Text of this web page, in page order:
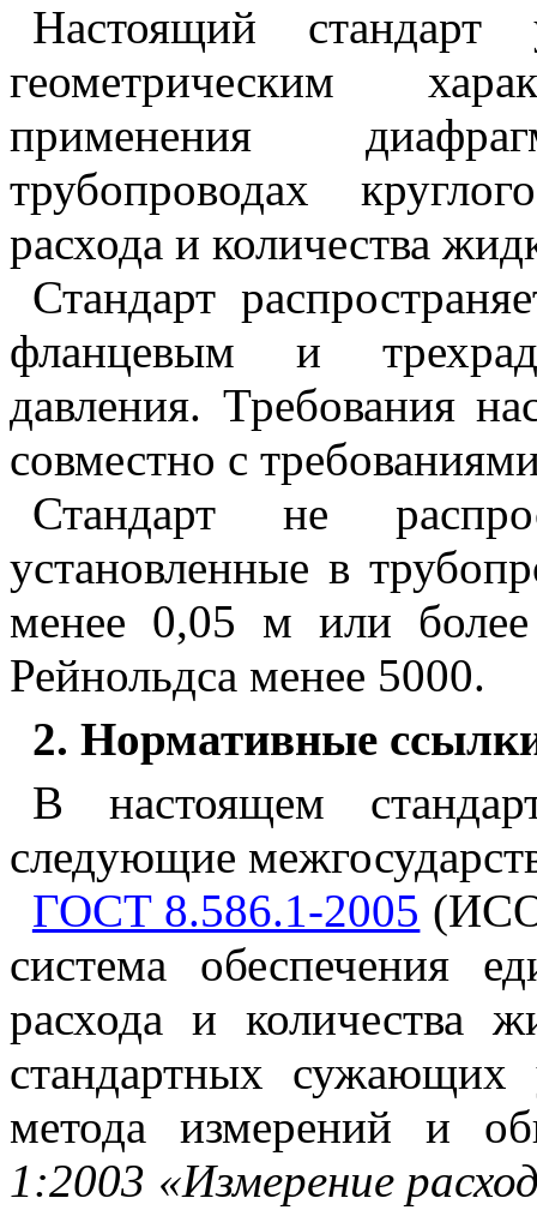
Настоящий стандарт
геометрическим
применения
трубопроводах
расхода и количества
Стандарт
фланцевым и
давления. Требования
совместно с
Стандарт не
установленные в
менее 0,05 м или
Рейнольдса менее 5000.
2. Нормативные
В настоящем
следующие
ГОСТ 8.586.1-2005 (ИСО
система обеспечения
расхода и количества
стандартных
метода измерений и
1:2003 «Измерение